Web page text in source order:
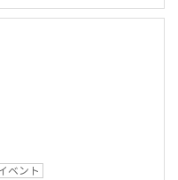
ベント